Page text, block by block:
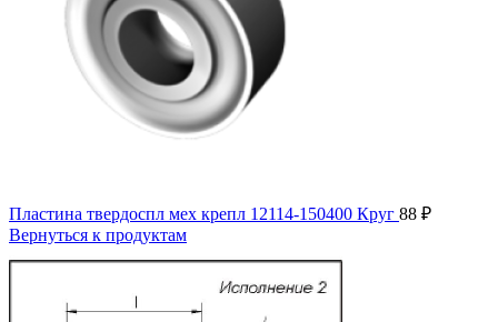
Пластина твердоспл мех крепл 12114-150400 Круг 88 ₽
Вернуться к продуктам